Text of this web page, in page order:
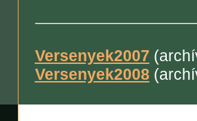
Versenyek2007
Versenyek2008